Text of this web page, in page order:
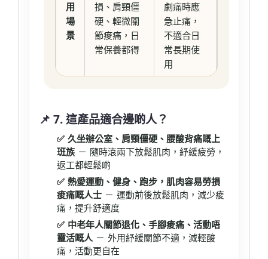
用
場
景
損、肩頸僵
硬、輕微關
節痠痛，日
常保養都得
劇痛時應
急止痛，
不適合日
常長期使
用
📌 7. 這產品適合邊啲人？
✅ 久坐辦公室、肩頸僵硬、腰酸背痛嘅上
班族 － 隨時滾兩下放鬆肌肉，紓緩疲勞，
返工都輕鬆啲
✅ 熱愛運動、健身、跑步，肌肉容易勞損
痠痛嘅人士 － 運動前後放鬆肌肉，減少痠
痛，提升舒適度
✅ 中老年人關節退化、手腳痠痛、活動唔
靈活嘅人－ 外用紓緩關節不適，減輕酸
痛，活動更自在